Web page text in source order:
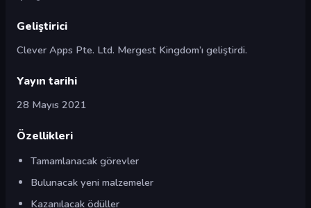
Geliştirici
Clever Apps Pte. Ltd. Mergest Kingdom’ı geliştirdi.
Yayın tarihi
28 Mayıs 2021
Özellikleri
Tamamlanacak görevler
Bulunacak yeni malzemeler
Kazanılacak ödüller